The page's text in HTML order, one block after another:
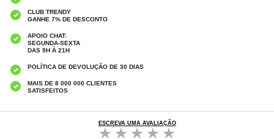
CLUB TRENDY
GANHE 7% DE DESCONTO
APOIO CHAT:
SEGUNDA-SEXTA
DAS 9H À 21H
POLÍTICA DE DEVOLUÇÃO DE 30 DIAS
MAIS DE 8 000 000 CLIENTES
SATISFEITOS
ESCREVA UMA AVALIAÇÃO